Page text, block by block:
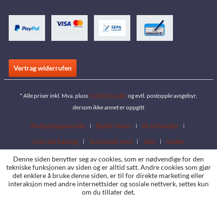
Vertrag widerrufen
* Alle priser inkl. Mva. plussfraktkostnaderog evtl. postoppkravsgebyr,
dersom ikke annet er oppgitt
Nedlastingsområde Butikk finner
Bli forhandler
Last ned katalog
Ta kontakt med Jobs Steder
Denne siden benytter seg av cookies, som er nødvendige for den
tekniske funksjonen av siden og er alltid satt. Andre cookies som gjør
det enklere å bruke denne siden, er til for direkte marketing eller
interaksjon med andre internettsider og sosiale nettverk, settes kun
om du tillater det.